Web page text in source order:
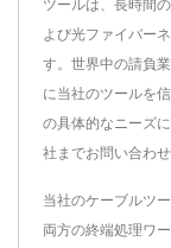
ツールは、長時間
よび光ファイバー
す。世界中の請負
に当社のツールを
の具体的なニーズ
社までお問い合わせ
当社のケーブルツ
両方の終端処理ワ